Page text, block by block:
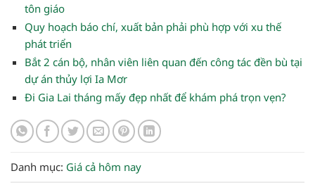
tôn giáo
Quy hoạch báo chí, xuất bản phải phù hợp với xu thế
phát triển
Bắt 2 cán bộ, nhân viên liên quan đến công tác đền bù tại
dự án thủy lợi Ia Mơr
Đi Gia Lai tháng mấy đẹp nhất để khám phá trọn vẹn?
Danh mục: Giá cả hôm nay